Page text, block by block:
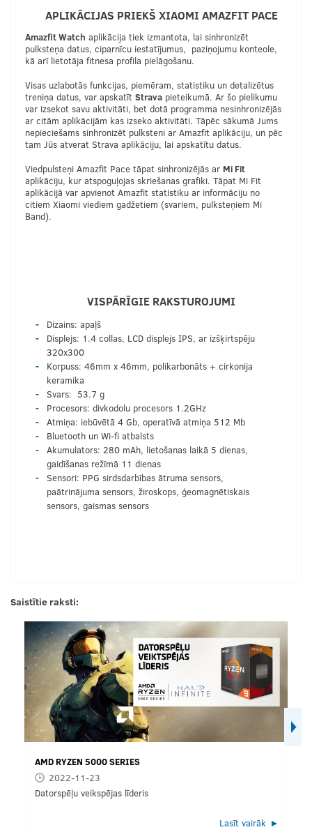
APLIKĀCIJAS PRIEKŠ XIAOMI AMAZFIT PACE
Amazfit Watch aplikācija tiek izmantota, lai sinhronizēt
pulksteņa datus, ciparnīcu iestatījumus, paziņojumu konteole,
kā arī lietotāja fitnesa profila pielāgošanu.
Visas uzlabotās funkcijas, piemēram, statistiku un detalizētus
treniņa datus, var apskatīt Strava pieteikumā. Ar šo pielikumu
var izsekot savu aktivitāti, bet dotā programma nesinhronizējās
ar citām aplikācijām kas izseko aktivitāti. Tāpēc sākumā Jums
nepieciešams sinhronizēt pulksteni ar Amazfit aplikāciju, un pēc
tam Jūs atverat Strava aplikāciju, lai apskatītu datus.
Viedpulsteņi Amazfit Pace tāpat sinhronizējās ar Mi Fit
aplikāciju, kur atspoguļojas skriešanas grafiki. Tāpat Mi Fit
aplikācijā var apvienot Amazfit statistiku ar informāciju no
citiem Xiaomi viediem gadžetiem (svariem, pulksteņiem Mi
Band).
VISPĀRĪGIE RAKSTUROJUMI
Dizains: apaļš
Displejs: 1.4 collas, LCD displejs IPS, ar izšķirtspēju
320x300
Korpuss: 46mm x 46mm, polikarbonāts + cirkonija
keramika
Svars: 53.7 g
Procesors: divkodolu procesors 1.2GHz
Atmiņa: iebūvētā 4 Gb, operatīvā atmiņa 512 Mb
Bluetooth un Wi-fi atbalsts
Akumulators: 280 mAh, lietošanas laikā 5 dienas,
gaidīšanas režīmā 11 dienas
Sensori: PPG sirdsdarbības ātruma sensors,
paātrinājuma sensors, žiroskops, ģeomagnētiskais
sensors, gaismas sensors
Saistītie raksti:
AMD RYZEN 5000 SERIES
2022-11-23
Datorspēļu veikspējas līderis
Lasīt vairāk